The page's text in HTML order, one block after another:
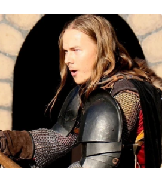
Stačí odpovědět